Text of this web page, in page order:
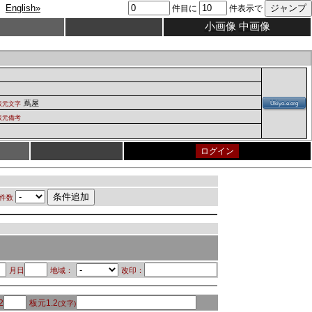
English» 件目に 件表示で
小画像 中画像
Ukiyo-e.org
元文字 蔦屋
元備考
ログイン
数
月日 地域： 改印：
板元1.2(文字)